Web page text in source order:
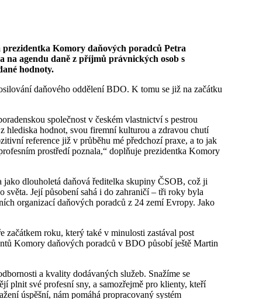
na agendu daně z příjmů právnických osob s
hodnoty.
daňového oddělení BDO. K tomu se již na začátku
společnost v českém vlastnictví s pestrou
hlediska hodnot, svou firemní kulturou a zdravou chutí
reference již v průběhu mé předchozí praxe, a to jak
prostředí poznala,“ doplňuje prezidentka Komory
jako dlouholetá daňová ředitelka skupiny ČSOB, což ji
Její působení sahá i do zahraničí – tři roky byla
organizací daňových poradců z 24 zemí Evropy. Jako
roku, který také v minulosti zastával post
Komory daňových poradců v BDO působí ještě Martin
a kvality dodávaných služeb. Snažíme se
plnit své profesní sny, a samozřejmě pro klienty, kteří
úspěšní, nám pomáhá propracovaný systém